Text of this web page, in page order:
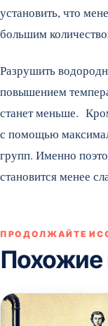
установить, что
большим
Разрушить
повышением
станет меньше.
с помощью
групп. Именно
становится менее
ПРОДОЛЖАЙТЕ
Похожие